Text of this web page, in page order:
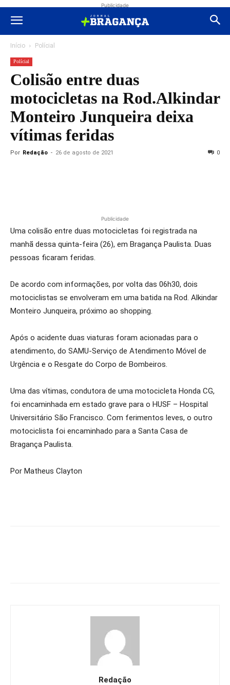
Publicidade
Início Polícial
Polícial
Colisão entre duas
motocicletas na Rod.Alkindar
Monteiro Junqueira deixa
vítimas feridas
Por Redação - 26 de agosto de 2021 0
Publicidade
Uma colisão entre duas motocicletas foi registrada na
manhã dessa quinta-feira (26), em Bragança Paulista. Duas
pessoas ficaram feridas.
De acordo com informações, por volta das 06h30, dois
motociclistas se envolveram em uma batida na Rod. Alkindar
Monteiro Junqueira, próximo ao shopping.
Após o acidente duas viaturas foram acionadas para o
atendimento, do SAMU-Serviço de Atendimento Móvel de
Urgência e o Resgate do Corpo de Bombeiros.
Uma das vítimas, condutora de uma motocicleta Honda CG,
foi encaminhada em estado grave para o HUSF – Hospital
Universitário São Francisco. Com ferimentos leves, o outro
motociclista foi encaminhado para a Santa Casa de
Bragança Paulista.
Por Matheus Clayton
Redação